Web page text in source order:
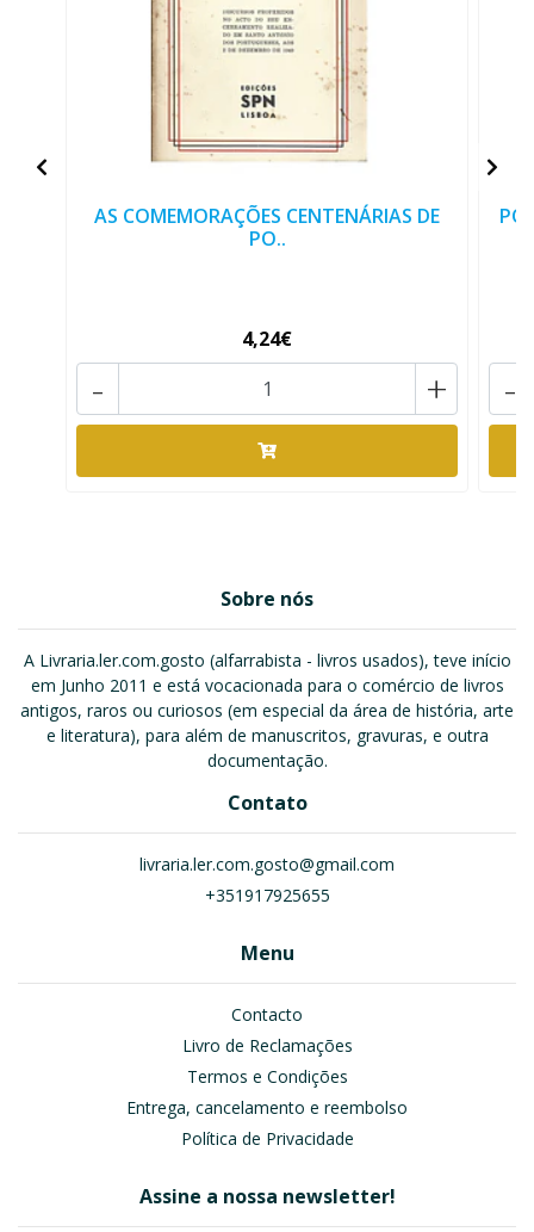
AS COMEMORAÇÕES CENTENÁRIAS DE
PO..
4,24€
+
- -
Sobre nós
A Livraria.ler.com.gosto (alfarrabista - livros usados), teve início
em Junho 2011 e está vocacionada para o comércio de livros
antigos, raros ou curiosos (em especial da área de história, arte
e literatura), para além de manuscritos, gravuras, e outra
documentação.
Contato
livraria.ler.com.gosto@gmail.com
+351917925655
Menu
Contacto
Livro de Reclamações
Termos e Condições
Entrega, cancelamento e reembolso
Política de Privacidade
Assine a nossa newsletter!